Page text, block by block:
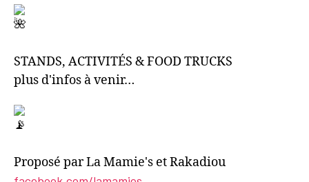
STANDS, ACTIVITÉS & FOOD TRUCKS
plus d'infos à venir…
Proposé par La Mamie's et Rakadiou